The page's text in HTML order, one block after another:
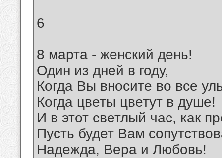
6
8 марта - женский день!
Один из дней в году,
Когда Вы вносите во все
Когда цветы цветут в душе!
И в этот светлый час, как
Пусть будет Вам
Надежда, Вера и Любовь!